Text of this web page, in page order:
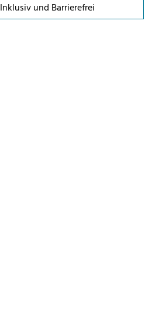
Inklusiv und Barrierefrei